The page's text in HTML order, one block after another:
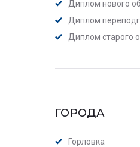
Диплом нового
Диплом
Диплом старого
ГОРОДА
Горловка